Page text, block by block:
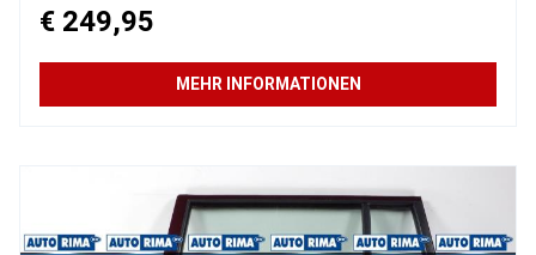
€ 249,95
MEHR INFORMATIONEN